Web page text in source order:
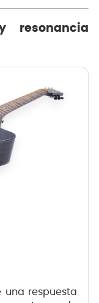
resonancia
una respuesta